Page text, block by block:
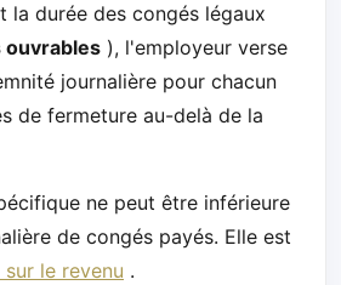
la durée des congés légaux
ouvrables ), l'employeur verse
journalière pour chacun
de fermeture au-delà de la
ne peut être inférieure
de congés payés. Elle est
le revenu .